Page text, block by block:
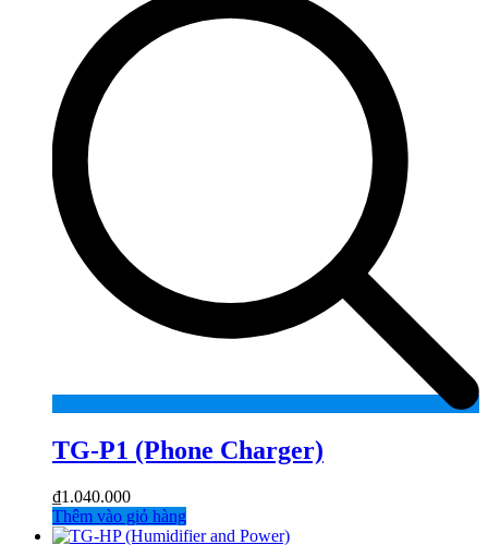
TG-P1 (Phone Charger)
₫1.040.000
Thêm vào giỏ hàng